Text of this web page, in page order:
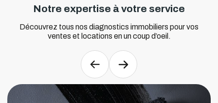
Notre expertise à votre service
Découvrez tous nos diagnostics immobiliers pour vos
ventes et locations en un coup d’oeil.